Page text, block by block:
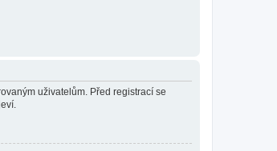
uživatelům. Před registrací se